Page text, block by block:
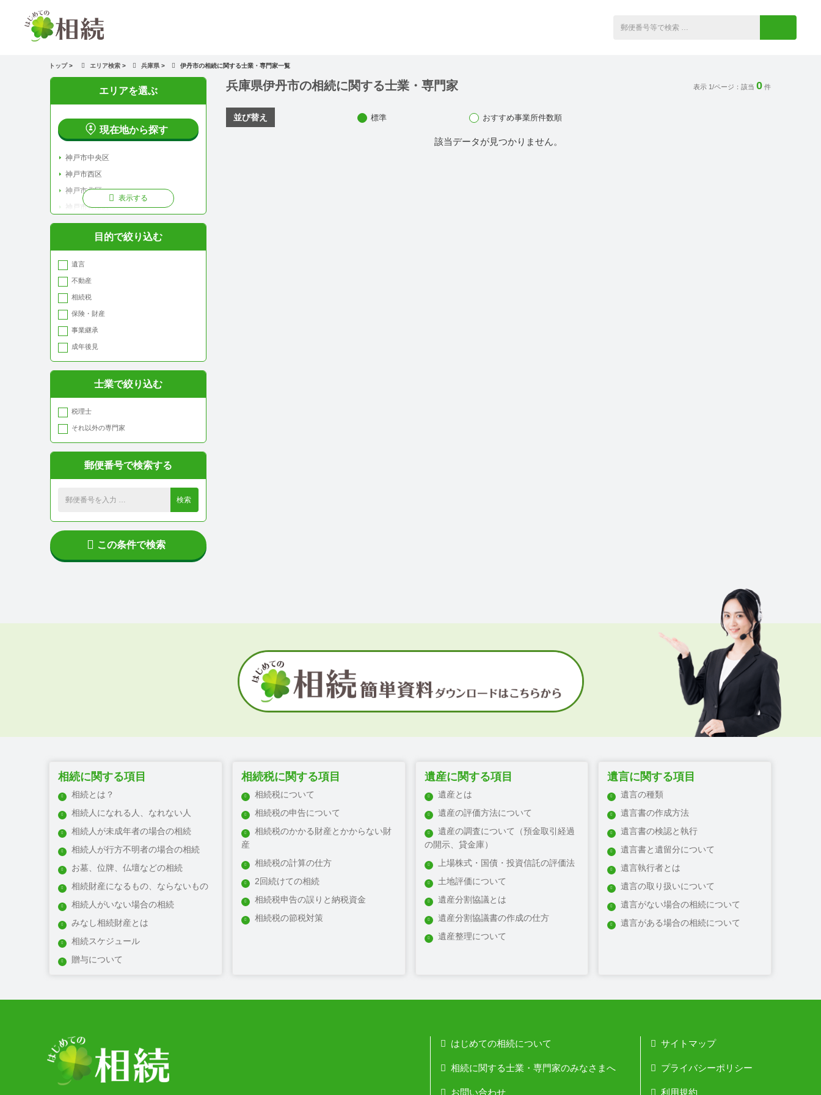
トップ> エリア検索 > 兵庫県 > 伊丹市の相続に関する士業・専門家一覧
エリアを選ぶ
現在地から探す
表示する
神戸市中央区
神戸市西区
神戸市北区
神戸市兵庫区
神戸市長田区
神戸市須磨区
尼崎市
豊岡市
篠山市
丹波市
赤穂市
佐用郡
神崎郡
赤穂郡
川辺郡
多可郡
美方郡
揖保郡
目的で絞り込む
遺言
不動産
相続税
保険・財産
事業継承
成年後見
士業で絞り込む
税理士
それ以外の専門家
郵便番号で検索する
検索
この条件で検索
兵庫県伊丹市の相続に関する士業・専門家 表示 1/ページ：該当 0 件
並び替え 標準 おすすめ事業所件数順
該当データが見つかりません。
相続に関する項目
相続とは？
相続人になれる人、なれない人
相続人が未成年者の場合の相続
相続人が行方不明者の場合の相続
お墓、位牌、仏壇などの相続
相続財産になるもの、ならないもの
相続人がいない場合の相続
みなし相続財産とは
相続スケジュール
贈与について
相続税に関する項目
相続税について
相続税の申告について
相続税のかかる財産とかからない財
産
相続税の計算の仕方
2回続けての相続
相続税申告の誤りと納税資金
相続税の節税対策
遺産に関する項目
遺産とは
遺産の評価方法について
遺産の調査について（預金取引経過
の開示、貸金庫）
上場株式・国債・投資信託の評価法
土地評価について
遺産分割協議とは
遺産分割協議書の作成の仕方
遺産整理について
遺言に関する項目
遺言の種類
遺言書の作成方法
遺言書の検認と執行
遺言書と遺留分について
遺言執行者とは
遺言の取り扱いについて
遺言がない場合の相続について
遺言がある場合の相続について
はじめての相続について
相続に関する士業・専門家のみなさまへ
お問い合わせ
サイトマップ
プライバシーポリシー
利用規約